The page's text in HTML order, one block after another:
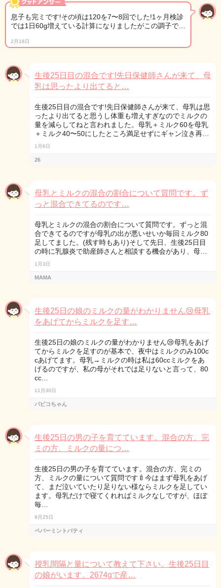
息子も完ミです!その頃は120を7〜8回でした!1ヶ月検診
では1日60g増えている計算になりましたがこの調子で…
2月18日
生後25日目の混合です!先日保健師さんが来て、母
乳は思ったより出てると…
生後25日目の混合です!先日保健師さんが来て、母乳は思
ったより出てると思うし体重も増えすぎなのでミルクの
量を減らしてねと言われました。母乳＋ミルク60を母乳
＋ミルク40〜50にしたところ満足せずにギャン泣き再…
1月6日
26
母乳とミルクの混合の割合について質問です。ず
っと混合できてるのです…
母乳とミルクの混合の割合について質問です。ずっと混
合できてるのですが母乳の出が悪いせいか毎回ミルク80
足してました。(残す時もあり)そして先日、生後25日目
の時に乳腺炎で助産師さんと相談する機会があり、母…
1月3日
MAMA
生後25日の娘のミルクの量がわかりません😢母乳
をあげてからミルクを足す…
生後25日の娘のミルクの量がわかりません😢母乳をあげ
てからミルクを足すのが基本で、夜中はミルクのみ100c
cあげてます。母乳→ミルクの時は私は60ccミルクをあ
げるのですが、私の母がそれでは足りないと言って、80
cc…
11月30日
パピコちゃん
生後25日の男の子を育てています。混合の方、完
ミの方、ミルクの量につ…
生後25日の男の子を育てています。混合の方、完ミの
方、ミルクの量について質問です🍼今はまず母乳をあげ
て、まだ泣いていたり足りない様ならミルクを足してい
ます。母乳だけで寝てくれればミルクなしですが、ほぼ
毎…
9月25日
ペパーミントパティ
授乳間隔と量について教えて下さい。生後25日目
の娘がいます。2674gで産…